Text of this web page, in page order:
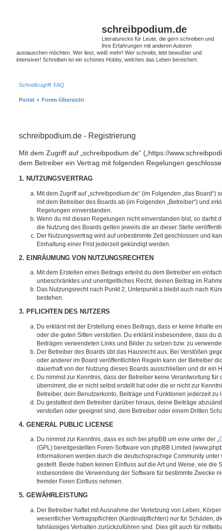
schreibpodium.de
Literaturecke für Leute, die gern schreiben und
Ihre Erfahrungen mit anderen Autoren
austauschen möchten. Wer liest, weiß mehr! Wer schreibt, lebt bewußter und
intensiver! Schreiben ist ein schönes Hobby, welches das Leben bereichert.
Schnellzugriff FAQ
Portal Foren-Übersicht
schreibpodium.de - Registrierung
Mit dem Zugriff auf „schreibpodium.de“ („https://
dem Betreiber ein Vertrag mit folgenden Regelungen
1. NUTZUNGSVERTRAG
Mit dem Zugriff auf „schreibpodium.de“ (im Folgenden „das Board“)
mit dem Betreiber des Boards ab (im Folgenden „Betreiber“) und
Regelungen einverstanden.
Wenn du mit diesen Regelungen nicht einverstanden bist, so darfst
die Nutzung des Boards gelten jeweils die an dieser Stelle
Der Nutzungsvertrag wird auf unbestimmte Zeit geschlossen und
Einhaltung einer Frist jederzeit gekündigt werden.
2. EINRÄUMUNG VON NUTZUNGSRECHTEN
Mit dem Erstellen eines Beitrags erteilst du dem Betreiber ein
unbeschränktes und unentgeltliches Recht, deinen Beitrag im
Das Nutzungsrecht nach Punkt 2, Unterpunkt a bleibt auch nach
bestehen.
3. PFLICHTEN DES NUTZERS
Du erklärst mit der Erstellung eines Beitrags, dass er keine Inhalte
oder die guten Sitten verstoßen. Du erklärst insbesondere, dass du
Beiträgen verwendeten Links und Bilder zu setzen bzw. zu
Der Betreiber des Boards übt das Hausrecht aus. Bei Verstößen
oder anderer im Board veröffentlichten Regeln kann der Betreiber
dauerhaft von der Nutzung dieses Boards ausschließen und dir ein
Du nimmst zur Kenntnis, dass der Betreiber keine Verantwortung für
übernimmt, die er nicht selbst erstellt hat oder die er nicht zur
Betreiber, dein Benutzerkonto, Beiträge und Funktionen jederzeit zu
Du gestattest dem Betreiber darüber hinaus, deine Beiträge
verstoßen oder geeignet sind, dem Betreiber oder einem Dritten
4. GENERAL PUBLIC LICENSE
Du nimmst zur Kenntnis, dass es sich bei phpBB um eine unter der „
(GPL) bereitgestellten Foren-Software von phpBB Limited
Informationen werden durch die deutschsprachige Community
gestellt. Beide haben keinen Einfluss auf die Art und Weise, wie die
insbesondere die Verwendung der Software für bestimmte Zwecke
fremder Foren Einfluss nehmen.
5. GEWÄHRLEISTUNG
Der Betreiber haftet mit Ausnahme der Verletzung von Leben,
wesentlicher Vertragspflichten (Kardinalpflichten) nur für Schäden,
fahrlässiges Verhalten zurückzuführen sind. Dies gilt auch für